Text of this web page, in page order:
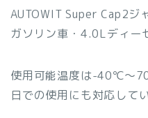
AUTOWIT Super Cap2ジ
ガソリン車・4.0Lディー
使用可能温度は-40℃〜
日での使用にも対応してい